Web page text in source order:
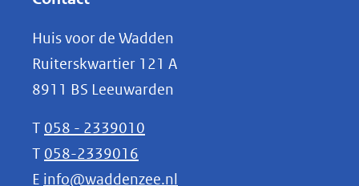
(verwijst
naar
een
andere
website)
Huis voor de Wadden
Ruiterskwartier 121 A
8911 BS Leeuwarden
T 058 - 2339010
T 058-2339016
E info@waddenzee.nl